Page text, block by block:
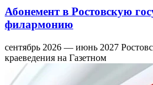
Абонемент в Ростовскую
филармонию
сентябрь 2026 — июнь 2027
краеведения на Газетном